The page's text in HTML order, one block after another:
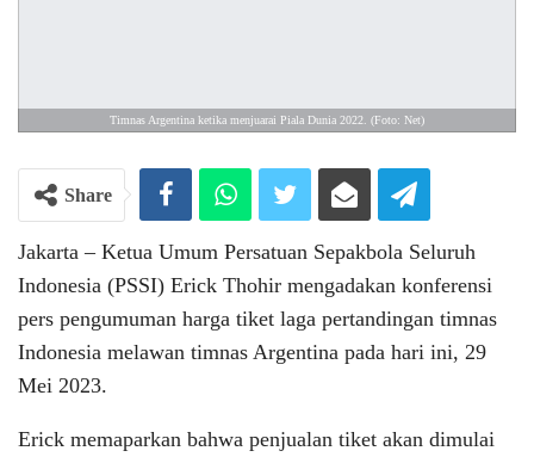
Timnas Argentina ketika menjuarai Piala Dunia 2022. (Foto: Net)
Share
Jakarta – Ketua Umum Persatuan Sepakbola Seluruh
Indonesia (PSSI) Erick Thohir mengadakan konferensi
pers pengumuman harga tiket laga pertandingan timnas
Indonesia melawan timnas Argentina pada hari ini, 29
Mei 2023.
Erick memaparkan bahwa penjualan tiket akan dimulai